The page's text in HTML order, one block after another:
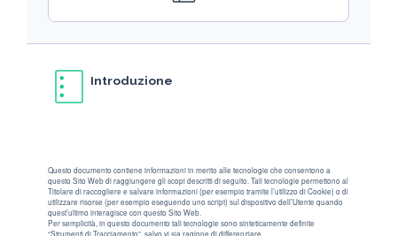
Introduzione
Questo documento contiene informazioni in merito alle tecnologie che consentono a
questo Sito Web di raggiungere gli scopi descritti di seguito. Tali tecnologie permettono al
Titolare di raccogliere e salvare informazioni (per esempio tramite l’utilizzo di Cookie) o di
utilizzare risorse (per esempio eseguendo uno script) sul dispositivo dell’Utente quando
quest’ultimo interagisce con questo Sito Web.
Per semplicità, in questo documento tali tecnologie sono sinteticamente definite
“Strumenti di Tracciamento”, salvo vi sia ragione di differenziare.